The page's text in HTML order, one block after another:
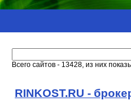
Всего сайтов - 13428, из них
RINKOST.RU -